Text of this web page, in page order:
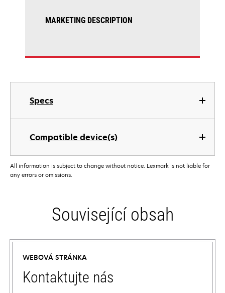
Specs
Compatible device(s)
MARKETING DESCRIPTION
All information is subject to change without notice. Lexmark is not liable for
any errors or omissions.
Související obsah
WEBOVÁ STRÁNKA
Kontaktujte nás